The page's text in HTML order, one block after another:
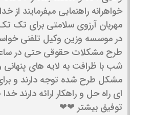
خواهرانه راهنمایی میفرمایند از
مهربان آرزوی سلامتی برای تک
در موسسه وزین وکیل تلفنی
شب با ظرافت به لایه های
مشکل طرح شده توجه دارند و
ای راه حل و راهکار ارائه دارند
توفیق بیشتر ❤❤